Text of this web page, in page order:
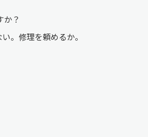
？
。修理を頼めるか。